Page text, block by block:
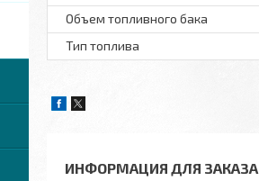
Объем топливного бака
Тип топлива
ИНФОРМАЦИЯ ДЛЯ ЗАКАЗА